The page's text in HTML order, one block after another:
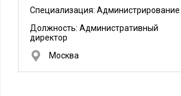
Специализация: Администрирование
Должность: Административный
директор
Москва